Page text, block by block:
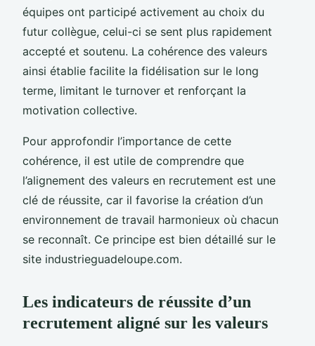
équipes ont participé activement au choix du
futur collègue, celui-ci se sent plus rapidement
accepté et soutenu. La cohérence des valeurs
ainsi établie facilite la fidélisation sur le long
terme, limitant le turnover et renforçant la
motivation collective.
Pour approfondir l’importance de cette
cohérence, il est utile de comprendre que
l’alignement des valeurs en recrutement est une
clé de réussite, car il favorise la création d’un
environnement de travail harmonieux où chacun
se reconnaît. Ce principe est bien détaillé sur le
site industrieguadeloupe.com.
Les indicateurs de réussite d’un
recrutement aligné sur les valeurs